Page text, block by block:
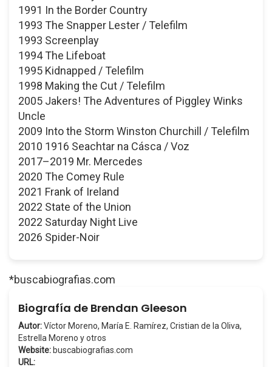
1991 In the Border Country
1993 The Snapper Lester / Telefilm
1993 Screenplay
1994 The Lifeboat
1995 Kidnapped / Telefilm
1998 Making the Cut / Telefilm
2005 Jakers! The Adventures of Piggley Winks
Uncle
2009 Into the Storm Winston Churchill / Telefilm
2010 1916 Seachtar na Cásca / Voz
2017–2019 Mr. Mercedes
2020 The Comey Rule
2021 Frank of Ireland
2022 State of the Union
2022 Saturday Night Live
2026 Spider-Noir
*buscabiografias.com
Biografía de Brendan Gleeson
Autor:Víctor Moreno, María E. Ramírez, Cristian de la Oliva,
Estrella Moreno y otros
Website: buscabiografias.com
URL: